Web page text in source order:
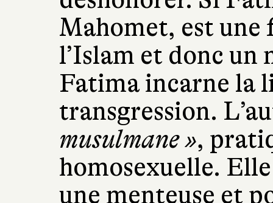
Mahomet, est une
l’Islam et donc un
Fatima incarne la
transgression.
musulmane »,
homosexuelle.
une menteuse et